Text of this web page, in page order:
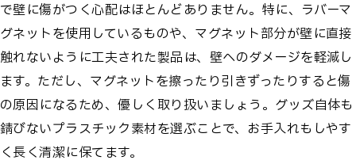
で壁に傷がつく心配はほとんどありません。特に、ラバーマ
グネットを使用しているものや、マグネット部分が壁に直接
触れないように工夫された製品は、壁へのダメージを軽減し
ます。ただし、マグネットを擦ったり引きずったりすると傷
の原因になるため、優しく取り扱いましょう。グッズ自体も
錆びないプラスチック素材を選ぶことで、お手入れもしやす
く長く清潔に保てます。